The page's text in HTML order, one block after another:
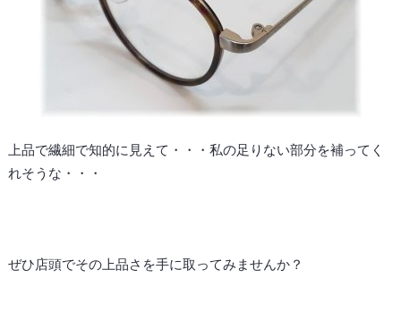
上品で繊細で知的に見えて・・・私の足りない部分を補ってく
れそうな・・・
ぜひ店頭でその上品さを手に取ってみませんか？